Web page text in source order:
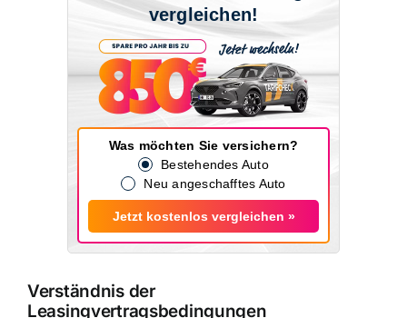
vergleichen!
Was möchten Sie versichern?
Bestehendes Auto
Neu angeschafftes Auto
Jetzt kostenlos vergleichen »
Verständnis der
Leasingvertragsbedingungen